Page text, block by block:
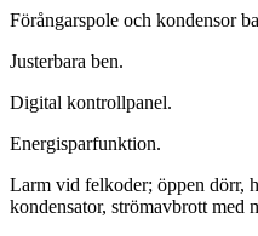
Förångarspole och kondensor
Justerbara ben.
Digital kontrollpanel.
Energisparfunktion.
Larm vid felkoder; öppen dörr,
kondensator, strömavbrott med